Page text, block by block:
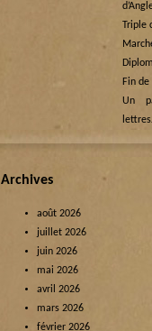
Triple
Fin
Un
Archives
août 2026
juillet 2026
juin 2026
mai 2026
avril 2026
mars 2026
février 2026